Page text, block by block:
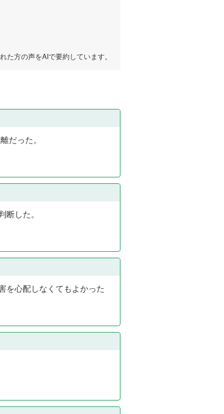
た方の声をAIで要約しています。
だった。
した。
を心配しなくてもよかった